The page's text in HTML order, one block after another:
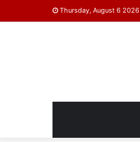
Thursday, August 6 2026